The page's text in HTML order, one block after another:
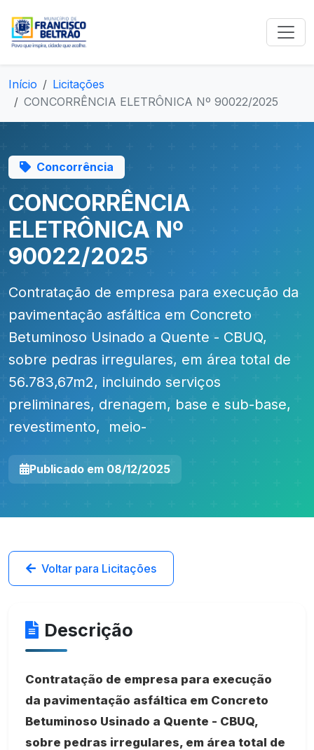
Início
Licitações
CONCORRÊNCIA ELETRÔNICA Nº 90022/2025
Concorrência
CONCORRÊNCIA
ELETRÔNICA Nº
90022/2025
Contratação de empresa para execução da
pavimentação asfáltica em Concreto
Betuminoso Usinado a Quente - CBUQ,
sobre pedras irregulares, em área total de
56.783,67m2, incluindo serviços
preliminares, drenagem, base e sub-base,
revestimento, meio-
Publicado em 08/12/2025
Voltar para Licitações
Descrição
Contratação de empresa para execução
da pavimentação asfáltica em Concreto
Betuminoso Usinado a Quente - CBUQ,
sobre pedras irregulares, em área total de